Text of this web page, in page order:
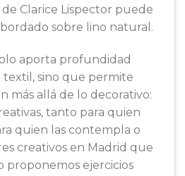
Clarice Lispector puede
sobre lino natural.
aporta profundidad
sino que permite
más allá de lo decorativo:
tanto para quien
quien las contempla o
creativos en Madrid que
proponemos ejercicios